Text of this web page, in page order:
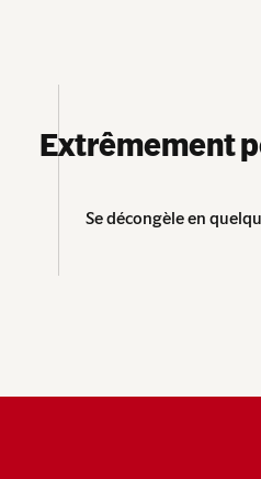
Extrêmement
Se décongèle en